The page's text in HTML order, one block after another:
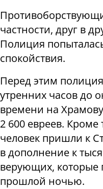
частности, друг в
Полиция
спокойствия.
Перед этим
утренних часов до
времени на
2 600 евреев. Кроме
человек пришли к
в дополнение к
верующих, которые
прошлой ночью.